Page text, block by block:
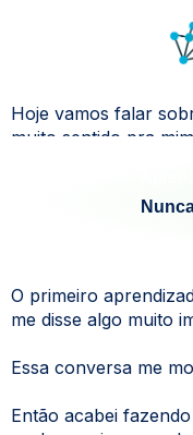
Hoje vamos falar
muito sentido pra
O primeiro
me disse algo muito
Essa conversa me
Então acabei